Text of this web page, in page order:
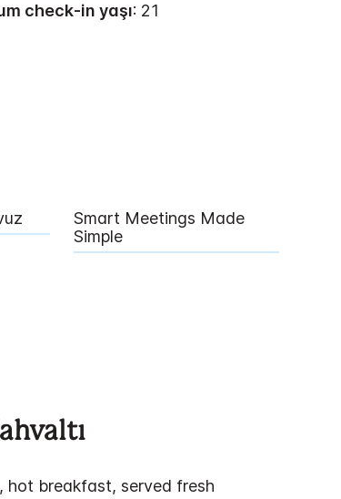
check-in yaşı: 21
Smart Meetings Made
Simple
hot breakfast, served fresh